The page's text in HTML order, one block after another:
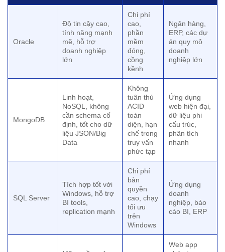
Oracle
Độ tin cậy cao,
tính năng mạnh
mẽ, hỗ trợ
doanh nghiệp
lớn
Chi phí
cao,
phần
mềm
đóng,
cồng
kềnh
Ngân hàng,
ERP, các dự
án quy mô
doanh
nghiệp lớn
MongoDB
Linh hoạt,
NoSQL, không
cần schema cố
định, tốt cho dữ
liệu JSON/Big
Data
Không
tuân thủ
ACID
toàn
diện, hạn
chế trong
truy vấn
phức tạp
Ứng dụng
web hiện đại,
dữ liệu phi
cấu trúc,
phân tích
nhanh
SQL Server
Tích hợp tốt với
Windows, hỗ trợ
BI tools,
replication mạnh
Chi phí
bản
quyền
cao, chạy
tối ưu
trên
Windows
Ứng dụng
doanh
nghiệp, báo
cáo BI, ERP
Web app